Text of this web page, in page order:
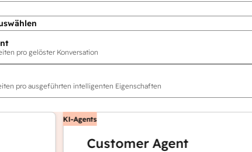
pro gelöster Konversation
pro ausgeführten intelligenten Eigenschaften
KI-Agents
Customer Agent